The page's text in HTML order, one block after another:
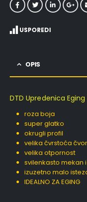
USPOREDI
OPIS
DTD Upredenica Eging
roza boja
super glatko
okrugli profil
velika čvrstoća
velika otpornost
svilenkasto mekan
izuzetno malo
IDEALNO ZA EGING